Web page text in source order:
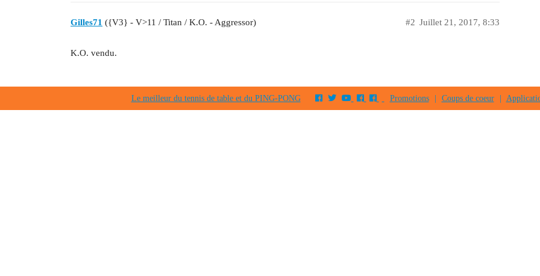
Gilles71 ({V3} - V>11 / Titan / K.O. - Aggressor) Juillet 21, 2017, 8:33
#2
K.O. vendu.
Le meilleur du tennis de table et du PING-PONG Promotions | Coups de coeur |